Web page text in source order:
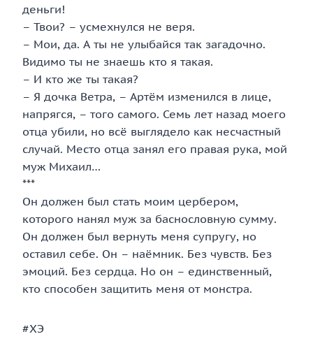
деньги!
– Твои? – усмехнулся не веря.
– Мои, да. А ты не улыбайся так загадочно.
Видимо ты не знаешь кто я такая.
– И кто же ты такая?
– Я дочка Ветра, – Артём изменился в лице,
напрягся, – того самого. Семь лет назад моего
отца убили, но всё выглядело как несчастный
случай. Место отца занял его правая рука, мой
муж Михаил…
***
Он должен был стать моим цербером,
которого нанял муж за баснословную сумму.
Он должен был вернуть меня супругу, но
оставил себе. Он – наёмник. Без чувств. Без
эмоций. Без сердца. Но он – единственный,
кто способен защитить меня от монстра.
#ХЭ